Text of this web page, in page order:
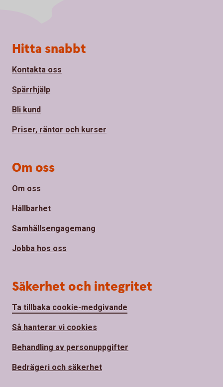
Sidfot
Hitta snabbt
Kontakta oss
Spärrhjälp
Bli kund
Priser, räntor och kurser
Om oss
Om oss
Hållbarhet
Samhällsengagemang
Jobba hos oss
Säkerhet och integritet
Ta tillbaka cookie-medgivande
Så hanterar vi cookies
Behandling av personuppgifter
Bedrägeri och säkerhet